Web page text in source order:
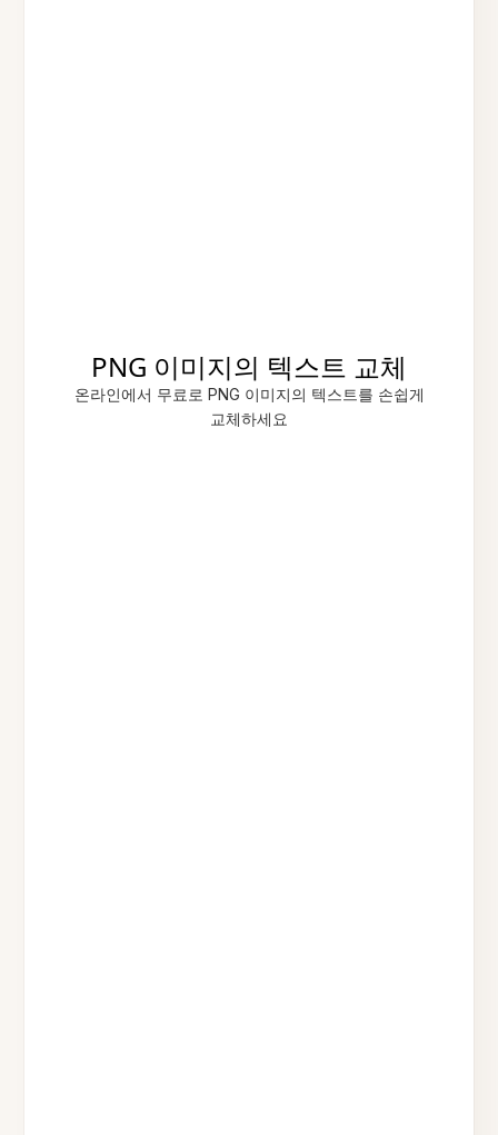
PNG 이미지의 텍스트 교체
온라인에서 무료로 PNG 이미지의 텍스트를 손쉽게
교체하세요